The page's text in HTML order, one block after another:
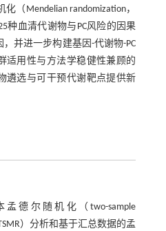
（Mendelian randomization，
种血清代谢物与PC风险的因果
并进一步构建基因-代谢物-PC
适用性与方法学稳健性兼顾的
遴选与可干预代谢靶点提供新
德尔随机化（two-sample
）分析和基于汇总数据的孟